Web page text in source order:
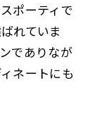
ポーティで
れていま
でありなが
ネートにも